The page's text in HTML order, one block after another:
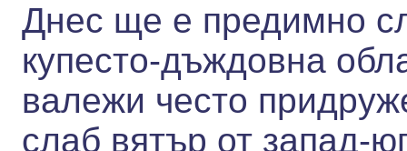
Днес ще е предимно
купесто-дъждовна
валежи често
слаб вятър от запад-